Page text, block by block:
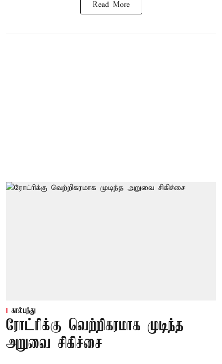
Read More
கால்பந்து
ரோட்ரிக்கு வெற்றிகரமாக முடிந்த
அறுவை சிகிச்சை